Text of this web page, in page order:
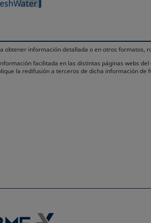
obtener información detallada o en otros formatos,
facilitada en las distintas páginas webs
la redifusión a terceros de dicha información